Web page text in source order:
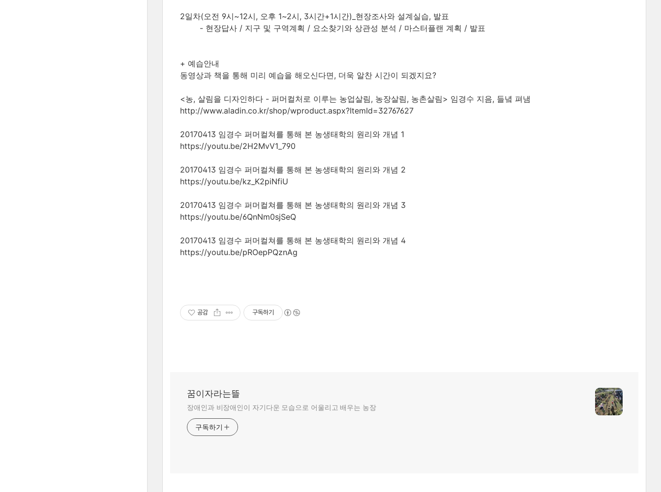
2일차(오전 9시~12시, 오후 1~2시, 3시간+1시간)_현장조사와 설계실습, 발표
- 현장답사 / 지구 및 구역계획 / 요소찾기와 상관성 분석 / 마스터플랜 계획 / 발표
+ 예습안내
동영상과 책을 통해 미리 예습을 해오신다면, 더욱 알찬 시간이 되겠지요?
<농, 살림을 디자인하다 - 퍼머컬처로 이루는 농업살림, 농장살림, 농촌살림> 임경수 지음, 들녘 펴냄
http://www.aladin.co.kr/shop/wproduct.aspx?ItemId=32767627
20170413 임경수 퍼머컬쳐를 통해 본 농생태학의 원리와 개념 1
https://youtu.be/2H2MvV1_790
20170413 임경수 퍼머컬쳐를 통해 본 농생태학의 원리와 개념 2
https://youtu.be/kz_K2piNfiU
20170413 임경수 퍼머컬쳐를 통해 본 농생태학의 원리와 개념 3
https://youtu.be/6QnNm0sjSeQ
20170413 임경수 퍼머컬쳐를 통해 본 농생태학의 원리와 개념 4
https://youtu.be/pROepPQznAg
공감 구독하기
꿈이자라는뜰
장애인과 비장애인이 자기다운 모습으로 어울리고 배우는 농장
구독하기